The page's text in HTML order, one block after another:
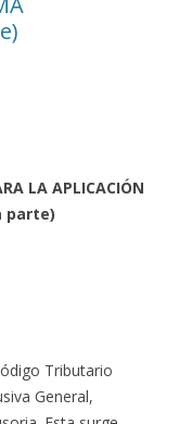
LA APLICACIÓN
parte)
Tributario
General,